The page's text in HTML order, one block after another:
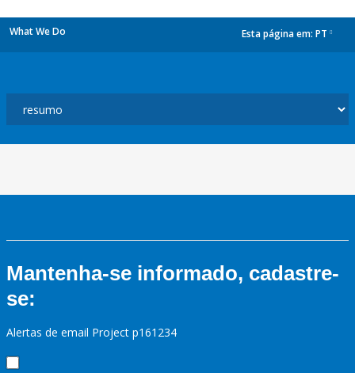
What We Do Esta página em: PT
Mantenha-se informado, cadastre-
se:
Alertas de email Project p161234